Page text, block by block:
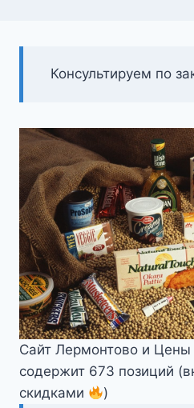
Консультируем по
Сайт Лермонтово и Цены
содержит 673 позиций
скидками
)